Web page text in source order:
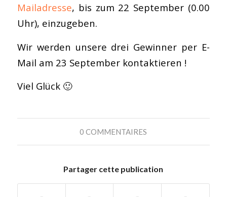
Mailadresse, bis zum 22 September (0.00
Uhr), einzugeben.
Wir werden unsere drei Gewinner per E-
Mail am 23 September kontaktieren !
Viel Glück 🙂
0 COMMENTAIRES
Partager cette publication